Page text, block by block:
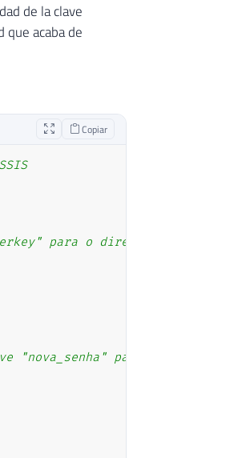
de la clave
acaba de
Copiar
para o diretório "C:\". A
para